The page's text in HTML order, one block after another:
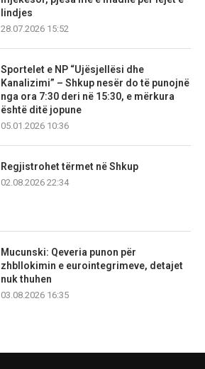
lindjes
28.07.2026 15:52
Sportelet e NP “Ujësjellësi dhe
Kanalizimi” – Shkup nesër do të punojnë
nga ora 7:30 deri në 15:30, e mërkura
është ditë jopune
05.01.2026 10:36
Regjistrohet tërmet në Shkup
02.08.2026 22:34
Mucunski: Qeveria punon për
zhbllokimin e eurointegrimeve, detajet
nuk thuhen
03.08.2026 16:35